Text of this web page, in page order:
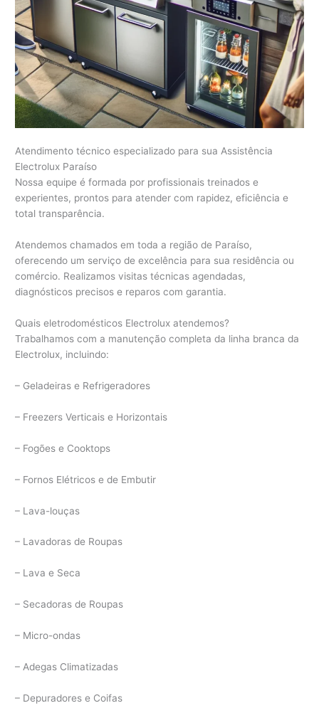
Atendimento técnico especializado para sua Assistência
Electrolux Paraíso
Nossa equipe é formada por profissionais treinados e
experientes, prontos para atender com rapidez, eficiência e
total transparência.
Atendemos chamados em toda a região de Paraíso,
oferecendo um serviço de excelência para sua residência ou
comércio. Realizamos visitas técnicas agendadas,
diagnósticos precisos e reparos com garantia.
Quais eletrodomésticos Electrolux atendemos?
Trabalhamos com a manutenção completa da linha branca da
Electrolux, incluindo:
– Geladeiras e Refrigeradores
– Freezers Verticais e Horizontais
– Fogões e Cooktops
– Fornos Elétricos e de Embutir
– Lava-louças
– Lavadoras de Roupas
– Lava e Seca
– Secadoras de Roupas
– Micro-ondas
– Adegas Climatizadas
– Depuradores e Coifas